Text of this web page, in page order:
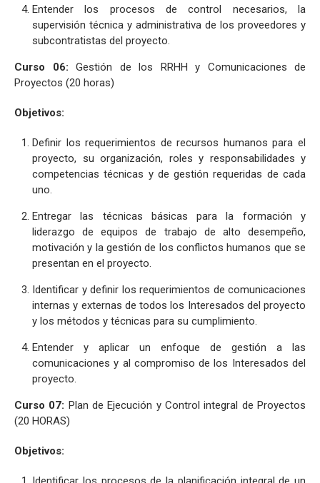
Entender los procesos de control necesarios, la
supervisión técnica y administrativa de los proveedores y
subcontratistas del proyecto.
Curso 06: Gestión de los RRHH y Comunicaciones de
Proyectos (20 horas)
Objetivos:
Definir los requerimientos de recursos humanos para el
proyecto, su organización, roles y responsabilidades y
competencias técnicas y de gestión requeridas de cada
uno.
Entregar las técnicas básicas para la formación y
liderazgo de equipos de trabajo de alto desempeño,
motivación y la gestión de los conflictos humanos que se
presentan en el proyecto.
Identificar y definir los requerimientos de comunicaciones
internas y externas de todos los Interesados del proyecto
y los métodos y técnicas para su cumplimiento.
Entender y aplicar un enfoque de gestión a las
comunicaciones y al compromiso de los Interesados del
proyecto.
Curso 07: Plan de Ejecución y Control integral de Proyectos
(20 HORAS)
Objetivos: